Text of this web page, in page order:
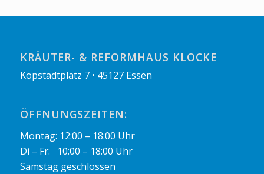
KRÄUTER- & REFORMHAUS KLOCKE
Kopstadtplatz 7 • 45127 Essen
ÖFFNUNGSZEITEN:
Montag: 12:00 – 18:00 Uhr
Di – Fr: 10:00 – 18:00 Uhr
Samstag geschlossen